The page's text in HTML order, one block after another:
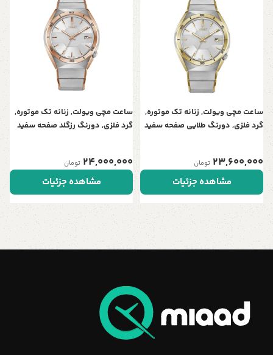
ساعت مچی ویولت, زنانه تک موتوره,
گرد فلزی, دورنگ طلایی صفحه سفید
23,600,000 تومان
مشاهده جزئیات
ساعت مچی ویولت, زنانه تک موتوره,
گرد فلزی, دورنگ رزگلد صفحه سفید
24,000,000 تومان
مشاهده جزئیات